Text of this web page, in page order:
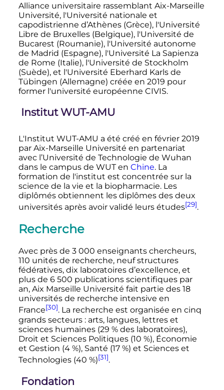
Alliance universitaire rassemblant Aix-Marseille
Université, l'Université nationale et
capodistrienne d’Athènes (Grèce), l'Université
Libre de Bruxelles (Belgique), l'Université de
Bucarest (Roumanie), l'Université autonome
de Madrid (Espagne), l'Université La Sapienza
de Rome (Italie), l'Université de Stockholm
(Suède), et l'Université Eberhard Karls de
Tübingen (Allemagne) créée en 2019 pour
former l'université européenne CIVIS.
Institut WUT-AMU
L'Institut WUT-AMU a été créé en février 2019
par Aix-Marseille Université en partenariat
avec l’Université de Technologie de Wuhan
dans le campus de WUT en Chine. La
formation de l'institut est concentrée sur la
science de la vie et la biopharmacie. Les
diplômés obtiennent les diplômes des deux
universités après avoir validé leurs études[29].
Recherche
Avec près de 3 000 enseignantschercheurs,
110 unitésde recherche, neuf structures
fédératives, dix laboratoires d’excellence, et
plus de 6 500 publicationsscientifiques par
an, Aix Marseille Université fait partie des 18
universitésde recherche intensive en
France[30]. La recherche est organisée en cinq
grands secteurs : arts, langues, lettres et
sciences humaines (29 % des laboratoires),
Droit et Sciences Politiques (10 %), Économie
et Gestion (4 %), Santé (17 %) et Sciences et
Technologies (40 %)[31].
Fondation